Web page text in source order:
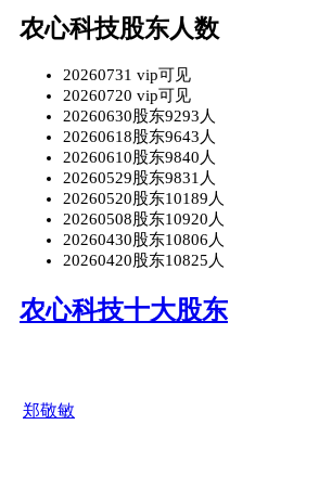
农心科技股东人数
20260731 vip可见
20260720 vip可见
20260630股东9293人
20260618股东9643人
20260610股东9840人
20260529股东9831人
20260520股东10189人
20260508股东10920人
20260430股东10806人
20260420股东10825人
农心科技十大股东
郑敬敏